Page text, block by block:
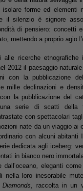
forme ed elementi
il silenzio è signore
di pensiero: concetti
mettendo a proprio agio
alle ricerche etnografiche
2012 il paesaggio
con la pubblicazione
mille declinazioni e
la pubblicazione del
serie di scatti della
con spettacolari
nate da un viaggio ai
con alcuni abitanti
dedicata agli iceberg:
in bianco nero
eleganti
nella loro inesorabile
, raccolta in un